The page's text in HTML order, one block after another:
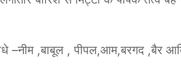
–नीम ,बाबूल , पीपल,आम,बरगद ,बैर